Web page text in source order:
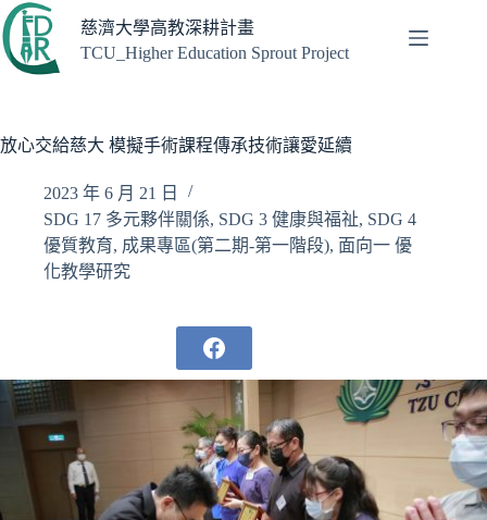
跳
至
主
容
慈濟大學高教深耕計畫
TCU_Higher Education Sprout Project
放心交給慈大 模擬手術課程傳承技術讓愛延續
2023 年 6 月 21 日
SDG 17 多元夥伴關係, SDG 3 健康與福祉, SDG 4
優質教育, 成果專區(第二期-第一階段), 面向一 優
化教學研究